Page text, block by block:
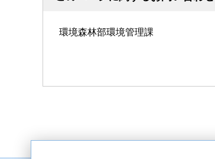
環境森林部環境管理課